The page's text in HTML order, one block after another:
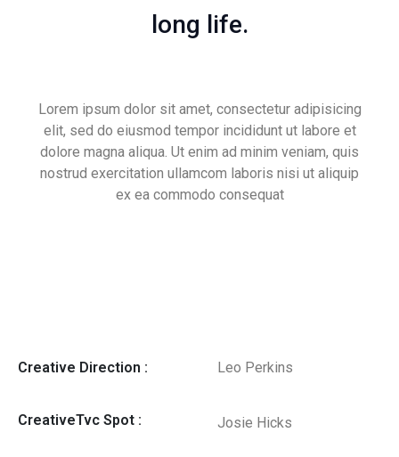
long life.
Lorem ipsum dolor sit amet, consectetur adipisicing
elit, sed do eiusmod tempor incididunt ut labore et
dolore magna aliqua. Ut enim ad minim veniam, quis
nostrud exercitation ullamcom laboris nisi ut aliquip
ex ea commodo consequat
Creative Direction :
CreativeTvc Spot :
Leo Perkins
Josie Hicks